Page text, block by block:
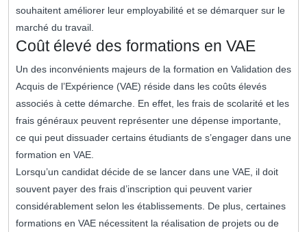
souhaitent améliorer leur employabilité et se démarquer sur le
marché du travail.
Coût élevé des formations en VAE
Un des inconvénients majeurs de la formation en Validation des
Acquis de l’Expérience (VAE) réside dans les coûts élevés
associés à cette démarche. En effet, les frais de scolarité et les
frais généraux peuvent représenter une dépense importante,
ce qui peut dissuader certains étudiants de s’engager dans une
formation en VAE.
Lorsqu’un candidat décide de se lancer dans une VAE, il doit
souvent payer des frais d’inscription qui peuvent varier
considérablement selon les établissements. De plus, certaines
formations en VAE nécessitent la réalisation de projets ou de